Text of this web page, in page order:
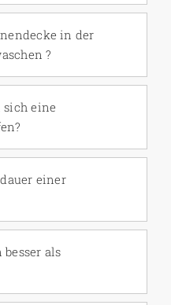
in der
?
eine
einer
besser als